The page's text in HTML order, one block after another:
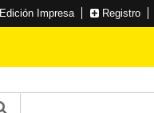
Edición Impresa Registro